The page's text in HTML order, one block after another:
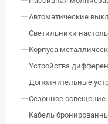
Автоматические
Светильники
Корпуса
Устройства
Дополнительные
Сезонное освещение
Кабель